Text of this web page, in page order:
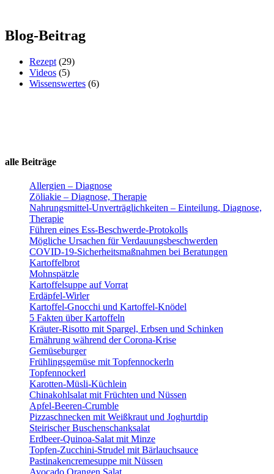
Blog-Beitrag
Rezept (29)
Videos (5)
Wissenswertes (6)
alle Beiträge
Allergien – Diagnose
Zöliakie – Diagnose, Therapie
Nahrungsmittel-Unverträglichkeiten – Einteilung, Diagnose,
Therapie
Führen eines Ess-Beschwerde-Protokolls
Mögliche Ursachen für Verdauungsbeschwerden
COVID-19-Sicherheitsmaßnahmen bei Beratungen
Kartoffelbrot
Mohnspätzle
Kartoffelsuppe auf Vorrat
Erdäpfel-Wirler
Kartoffel-Gnocchi und Kartoffel-Knödel
5 Fakten über Kartoffeln
Kräuter-Risotto mit Spargel, Erbsen und Schinken
Ernährung während der Corona-Krise
Gemüseburger
Frühlingsgemüse mit Topfennockerln
Topfennockerl
Karotten-Müsli-Küchlein
Chinakohlsalat mit Früchten und Nüssen
Apfel-Beeren-Crumble
Pizzaschnecken mit Weißkraut und Joghurtdip
Steirischer Buschenschanksalat
Erdbeer-Quinoa-Salat mit Minze
Topfen-Zucchini-Strudel mit Bärlauchsauce
Pastinakencremesuppe mit Nüssen